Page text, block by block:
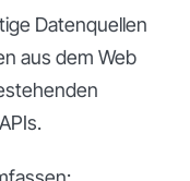
Datenquellen
aus dem Web